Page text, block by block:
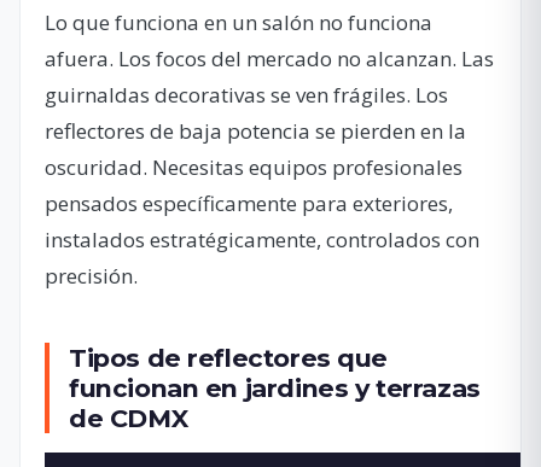
Lo que funciona en un salón no funciona
afuera. Los focos del mercado no alcanzan. Las
guirnaldas decorativas se ven frágiles. Los
reflectores de baja potencia se pierden en la
oscuridad. Necesitas equipos profesionales
pensados específicamente para exteriores,
instalados estratégicamente, controlados con
precisión.
Tipos de reflectores que
funcionan en jardines y terrazas
de CDMX